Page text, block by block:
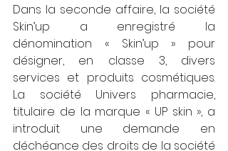
Dans la seconde affaire, la société
Skin’up a enregistré la
dénomination « Skin’up » pour
désigner, en classe 3, divers
services et produits cosmétiques.
La société Univers pharmacie,
titulaire de la marque « UP skin », a
introduit une demande en
déchéance des droits de la société